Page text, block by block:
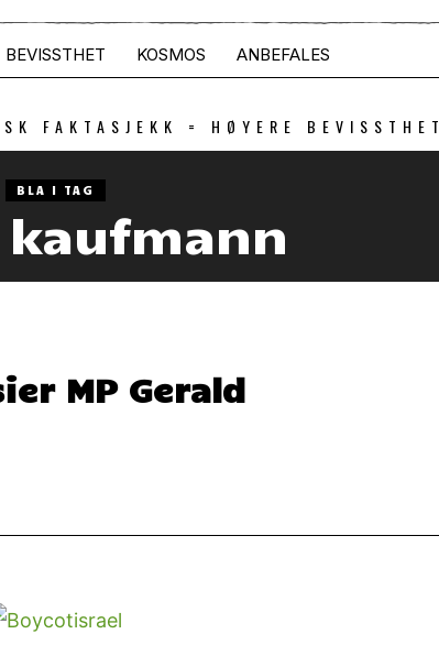
BEVISSTHET KOSMOS ANBEFALES
FAKTASJEKK = HØYERE BEVISSTHET
BLA I TAG
MP Gerald